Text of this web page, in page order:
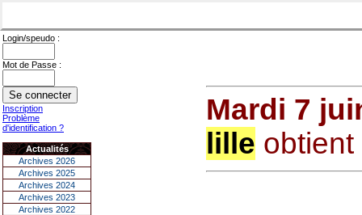
Login/speudo :
Mot de Passe :
Inscription
Problème
d'identification ?
Actualités
Archives 2026
Archives 2025
Archives 2024
Archives 2023
Archives 2022
Mardi 7
lille